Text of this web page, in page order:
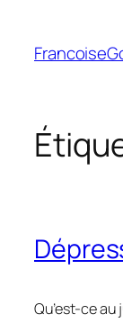
contenu
Qu’est-ce au